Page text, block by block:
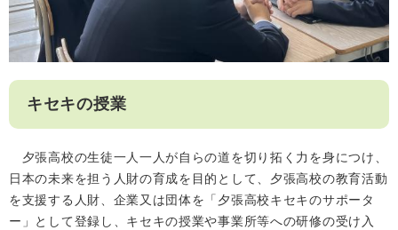
キセキの授業
夕張高校の生徒一人一人が自らの道を切り拓く力を身につけ、
日本の未来を担う人財の育成を目的として、夕張高校の教育活動
を支援する人財、企業又は団体を「夕張高校キセキのサポータ
ー」として登録し、キセキの授業や事業所等への研修の受け入